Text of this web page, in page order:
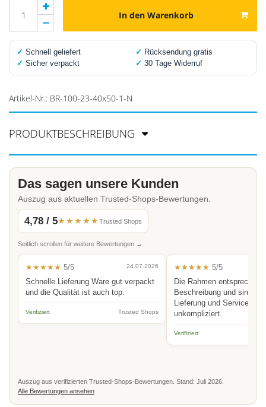
In den Warenkorb
✓ Schnell geliefert ✓ Rücksendung gratis
✓ Sicher verpackt ✓ 30 Tage Widerruf
Artikel-Nr.: BR-100-23-40x50-1-N
PRODUKTBESCHREIBUNG
Das sagen unsere Kunden
Auszug aus aktuellen Trusted-Shops-Bewertungen.
4,78 / 5★★★★★ Trusted Shops
Seitlich scrollen für weitere Bewertungen →
★★★★★ 5/5 24.07.2026
Schnelle Lieferung Ware gut verpackt
und die Qualität ist auch top.
Verifiziert Trusted Shops
★★★★★ 5/5
Die Rahmen entsprechen
Beschreibung und sind
Lieferung und Service
unkompliziert.
Verifiziert
Auszug aus verifizierten Trusted-Shops-Bewertungen. Stand: Juli 2026.
Alle Bewertungen ansehen